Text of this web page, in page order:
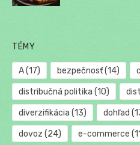
TÉMY
A(17) bezpečnosť(14)
distribučná politika (10)
diverzifikácia (13) dohľad
dovoz (24) e-commerce